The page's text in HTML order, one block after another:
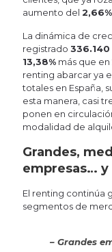
aumento del 2,66%
La dinámica de
registrado
13,38% más que
renting abarcar ya
totales en España,
esta manera, casi
ponen en
modalidad de
Grandes,
empresas… y
El renting continúa
segmentos de
– Grandes